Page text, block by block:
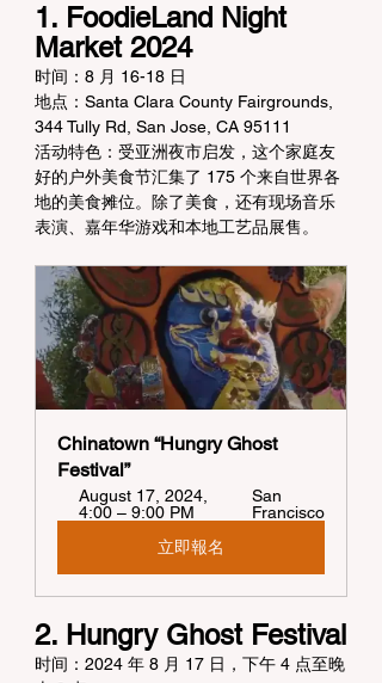
1. FoodieLand Night
Market 2024
时间：8 月 16-18 日
地点：Santa Clara County Fairgrounds,
344 Tully Rd, San Jose, CA 95111
活动特色：受亚洲夜市启发，这个家庭友
好的户外美食节汇集了 175 个来自世界各
地的美食摊位。除了美食，还有现场音乐
表演、嘉年华游戏和本地工艺品展售。
Chinatown “Hungry Ghost
Festival”
August 17, 2024,
4:00 – 9:00 PM
San
Francisco
立即報名
2. Hungry Ghost Festival
时间：2024 年 8 月 17 日，下午 4 点至晚